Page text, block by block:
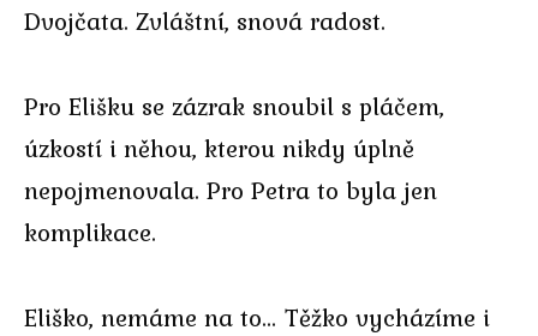
Dvojčata. Zvláštní, snová radost.
Pro Elišku se zázrak snoubil s pláčem,
úzkostí i něhou, kterou nikdy úplně
nepojmenovala. Pro Petra to byla jen
komplikace.
Eliško, nemáme na to… Těžko vycházíme i